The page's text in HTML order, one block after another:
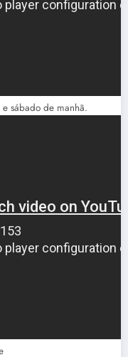
sábado de manhã.